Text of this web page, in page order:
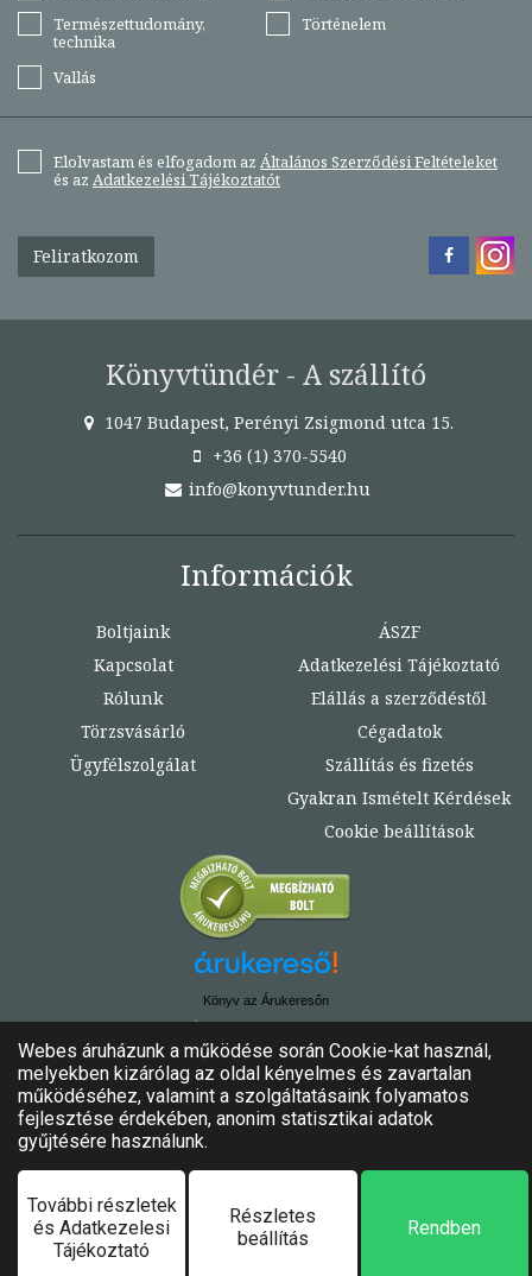
Természettudomány,
technika
Történelem
Vallás
Elolvastam és elfogadom az Általános Szerződési Feltételeket
és az Adatkezelési Tájékoztatót
Feliratkozom
Könyvtündér - A szállító
1047 Budapest, Perényi Zsigmond utca 15.
+36 (1) 370-5540
info@konyvtunder.hu
Információk
Boltjaink
Kapcsolat
Rólunk
Törzsvásárló
Ügyfélszolgálat
ÁSZF
Adatkezelési Tájékoztató
Elállás a szerződéstől
Cégadatok
Szállítás és fizetés
Gyakran Ismételt Kérdések
Cookie beállítások
Könyv az Árukeresőn
Minden jog fenntartva!
Felhasználási feltételek